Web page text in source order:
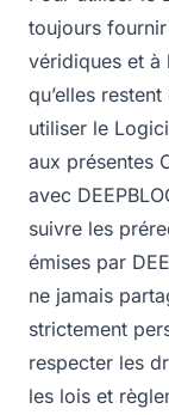
toujours
véridiques et à
qu’elles
utiliser le
aux présentes
avec
suivre les
émises par
ne jamais
strictement
respecter les
les lois et